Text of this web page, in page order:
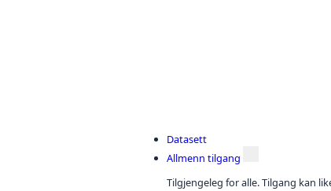
Datasett
Allmenn tilgang
Tilgjengeleg for alle. Tilgang kan